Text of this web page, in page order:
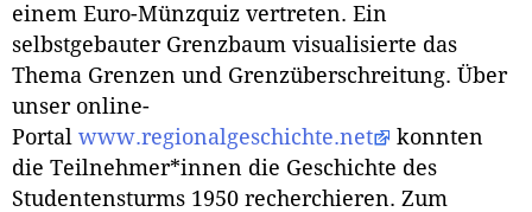
einem Euro-Münzquiz vertreten. Ein
selbstgebauter Grenzbaum visualisierte das
Thema Grenzen und Grenzüberschreitung. Über
unser online-
Portal www.regionalgeschichte.net
konnten
die Teilnehmer*innen die Geschichte des
Studentensturms 1950 recherchieren. Zum